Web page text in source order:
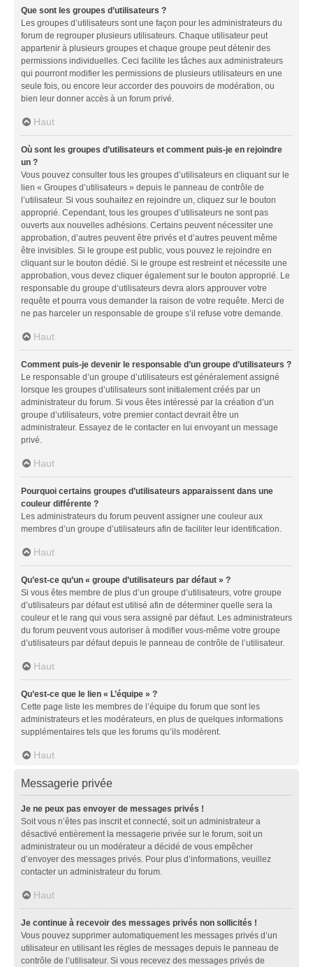
Que sont les groupes d’utilisateurs ?
Les groupes d’utilisateurs sont une façon pour les administrateurs du
forum de regrouper plusieurs utilisateurs. Chaque utilisateur peut
appartenir à plusieurs groupes et chaque groupe peut détenir des
permissions individuelles. Ceci facilite les tâches aux administrateurs
qui pourront modifier les permissions de plusieurs utilisateurs en une
seule fois, ou encore leur accorder des pouvoirs de modération, ou
bien leur donner accès à un forum privé.
Haut
Où sont les groupes d’utilisateurs et comment puis-je en rejoindre
un ?
Vous pouvez consulter tous les groupes d’utilisateurs en cliquant sur le
lien « Groupes d’utilisateurs » depuis le panneau de contrôle de
l’utilisateur. Si vous souhaitez en rejoindre un, cliquez sur le bouton
approprié. Cependant, tous les groupes d’utilisateurs ne sont pas
ouverts aux nouvelles adhésions. Certains peuvent nécessiter une
approbation, d’autres peuvent être privés et d’autres peuvent même
être invisibles. Si le groupe est public, vous pouvez le rejoindre en
cliquant sur le bouton dédié. Si le groupe est restreint et nécessite une
approbation, vous devez cliquer également sur le bouton approprié. Le
responsable du groupe d’utilisateurs devra alors approuver votre
requête et pourra vous demander la raison de votre requête. Merci de
ne pas harceler un responsable de groupe s’il refuse votre demande.
Haut
Comment puis-je devenir le responsable d’un groupe d’utilisateurs ?
Le responsable d’un groupe d’utilisateurs est généralement assigné
lorsque les groupes d’utilisateurs sont initialement créés par un
administrateur du forum. Si vous êtes intéressé par la création d’un
groupe d’utilisateurs, votre premier contact devrait être un
administrateur. Essayez de le contacter en lui envoyant un message
privé.
Haut
Pourquoi certains groupes d’utilisateurs apparaissent dans une
couleur différente ?
Les administrateurs du forum peuvent assigner une couleur aux
membres d’un groupe d’utilisateurs afin de faciliter leur identification.
Haut
Qu’est-ce qu’un « groupe d’utilisateurs par défaut » ?
Si vous êtes membre de plus d’un groupe d’utilisateurs, votre groupe
d’utilisateurs par défaut est utilisé afin de déterminer quelle sera la
couleur et le rang qui vous sera assigné par défaut. Les administrateurs
du forum peuvent vous autoriser à modifier vous-même votre groupe
d’utilisateurs par défaut depuis le panneau de contrôle de l’utilisateur.
Haut
Qu’est-ce que le lien « L’équipe » ?
Cette page liste les membres de l’équipe du forum que sont les
administrateurs et les modérateurs, en plus de quelques informations
supplémentaires tels que les forums qu’ils modèrent.
Haut
Messagerie privée
Je ne peux pas envoyer de messages privés !
Soit vous n’êtes pas inscrit et connecté, soit un administrateur a
désactivé entièrement la messagerie privée sur le forum, soit un
administrateur ou un modérateur a décidé de vous empêcher
d’envoyer des messages privés. Pour plus d’informations, veuillez
contacter un administrateur du forum.
Haut
Je continue à recevoir des messages privés non sollicités !
Vous pouvez supprimer automatiquement les messages privés d’un
utilisateur en utilisant les règles de messages depuis le panneau de
contrôle de l’utilisateur. Si vous recevez des messages privés de